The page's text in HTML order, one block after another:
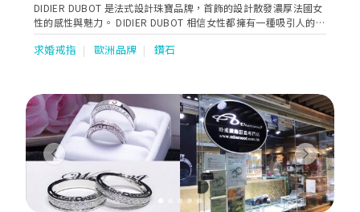
DIDIER DUBOT 是法式設計珠寶品牌，首飾的設計散發濃厚法國女
性的感性與魅力。 DIDIER DUBOT 相信女性都擁有一種吸引人的感
性魅力 - 「French Sensuelle 法式感性美」，設計以 14K 玫瑰金及
各種天然寶石為主，將佩戴者的法式感性與魅力發揮得淋漓盡致。
求婚戒指 歐洲品牌 鑽石
Previous Next